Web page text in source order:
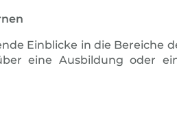
Einblicke in die Bereiche
eine Ausbildung oder